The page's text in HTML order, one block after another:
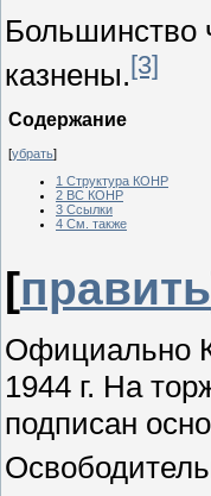
Большинство
казнены.[3]
Содержание
[убрать]
1 Структура КОНР
2 ВС КОНР
3 Ссылки
4 См. также
[править
Официально
1944 г. На
подписан